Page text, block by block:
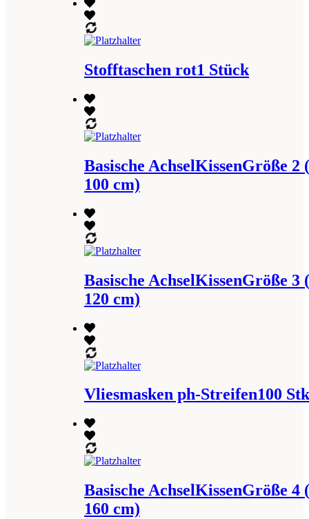
Stofftaschen rot1 Stück
Basische AchselKissenGröße 2
100 cm)
Basische AchselKissenGröße 3
120 cm)
Vliesmasken ph-Streifen100 Stk
Basische AchselKissenGröße 4
160 cm)